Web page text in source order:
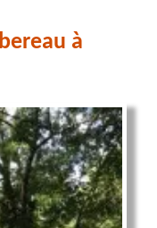
à